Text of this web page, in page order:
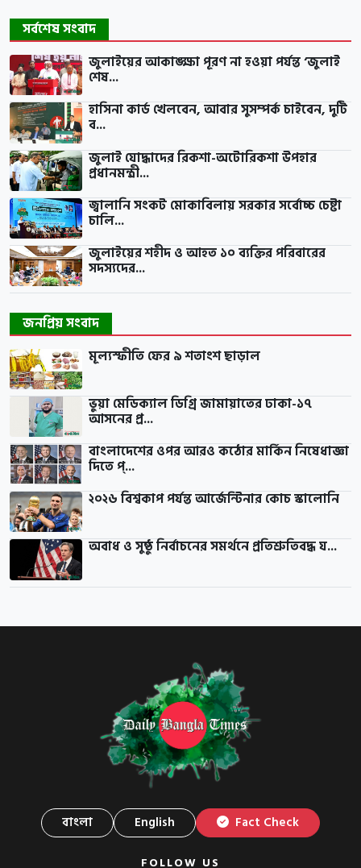
সর্বশেষ সংবাদ
জুলাইয়ের আকাঙ্ক্ষা পূরণ না হওয়া পর্যন্ত ‘জুলাই
শেষ...
হাসিনা কার্ড খেলবেন, আবার সুসম্পর্ক চাইবেন, দুটি
ব...
জুলাই যোদ্ধাদের রিকশা-অটোরিকশা উপহার
প্রধানমন্ত্রী...
জ্বালানি সংকট মোকাবিলায় সরকার সর্বোচ্চ চেষ্টা
চালি...
জুলাইয়ের শহীদ ও আহত ১০ ব্যক্তির পরিবারের
সদস্যদের...
জনপ্রিয় সংবাদ
মূল্যস্ফীতি ফের ৯ শতাংশ ছাড়াল
ভুয়া মেডিক্যাল ডিগ্রি জামায়াতের ঢাকা-১৭
আসনের প্র...
বাংলাদেশের ওপর আরও কঠোর মার্কিন নিষেধাজ্ঞা
দিতে প্...
২০২৬ বিশ্বকাপ পর্যন্ত আর্জেন্টিনার কোচ স্কালোনি
অবাধ ও সুষ্ঠু নির্বাচনের সমর্থনে প্রতিশ্রুতিবদ্ধ য...
বাংলা English Fact Check
FOLLOW US